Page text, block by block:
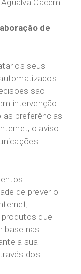
Cacém
de
os seus
são
intervenção
as preferências
o aviso
de prever o
que
base nas
a sua
dos